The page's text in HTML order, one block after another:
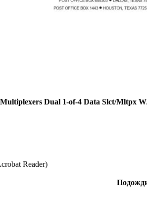
Dual 1-of-4 Data Slct/Mltpx
Reader)